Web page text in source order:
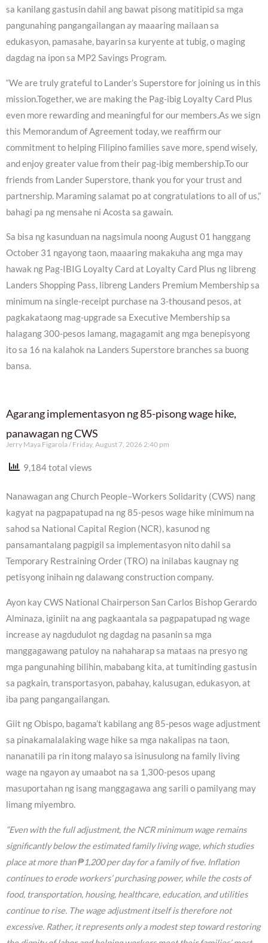
sa kanilang gastusin dahil ang bawat pisong matitipid sa mga
pangunahing pangangailangan ay maaaring mailaan sa
edukasyon, pamasahe, bayarin sa kuryente at tubig, o maging
dagdag na ipon sa MP2 Savings Program.
“We are truly grateful to Lander’s Superstore for joining us in this
mission.Together, we are making the Pag-ibig Loyalty Card Plus
even more rewarding and meaningful for our members.As we sign
this Memorandum of Agreement today, we reaffirm our
commitment to helping Filipino families save more, spend wisely,
and enjoy greater value from their pag-ibig membership.To our
friends from Lander Superstore, thank you for your trust and
partnership. Maraming salamat po at congratulations to all of us,”
bahagi pa ng mensahe ni Acosta sa gawain.
Sa bisa ng kasunduan na nagsimula noong August 01 hanggang
October 31 ngayong taon, maaaring makakuha ang mga may
hawak ng Pag-IBIG Loyalty Card at Loyalty Card Plus ng libreng
Landers Shopping Pass, libreng Landers Premium Membership sa
minimum na single-receipt purchase na 3-thousand pesos, at
pagkakataong mag-upgrade sa Executive Membership sa
halagang 300-pesos lamang, magagamit ang mga benepisyong
ito sa 16 na kalahok na Landers Superstore branches sa buong
bansa.
Agarang implementasyon ng 85-pisong wage hike,
panawagan ng CWS
Jerry Maya Figarola Friday, August 7, 2026 2:40 pm
9,184 total views
Nanawagan ang Church People–Workers Solidarity (CWS) nang
kagyat na pagpapatupad na ng 85-pesos wage hike minimum na
sahod sa National Capital Region (NCR), kasunod ng
pansamantalang pagpigil sa implementasyon nito dahil sa
Temporary Restraining Order (TRO) na inilabas kaugnay ng
petisyong inihain ng dalawang construction company.
Ayon kay CWS National Chairperson San Carlos Bishop Gerardo
Alminaza, iginiit na ang pagkaantala sa pagpapatupad ng wage
increase ay nagdudulot ng dagdag na pasanin sa mga
manggagawang patuloy na nahaharap sa mataas na presyo ng
mga pangunahing bilihin, mababang kita, at tumitinding gastusin
sa pagkain, transportasyon, pabahay, kalusugan, edukasyon, at
iba pang pangangailangan.
Giit ng Obispo, bagama’t kabilang ang 85-pesos wage adjustment
sa pinakamalalaking wage hike sa mga nakalipas na taon,
nananatili pa rin itong malayo sa isinusulong na family living
wage na ngayon ay umaabot na sa 1,300-pesos upang
masuportahan ng isang manggagawa ang sarili o pamilyang may
limang miyembro.
“Even with the full adjustment, the NCR minimum wage remains
significantly below the estimated family living wage, which studies
place at more than ₱1,200 per day for a family of five. Inflation
continues to erode workers’ purchasing power, while the costs of
food, transportation, housing, healthcare, education, and utilities
continue to rise. The wage adjustment itself is therefore not
excessive. Rather, it represents only a modest step toward restoring